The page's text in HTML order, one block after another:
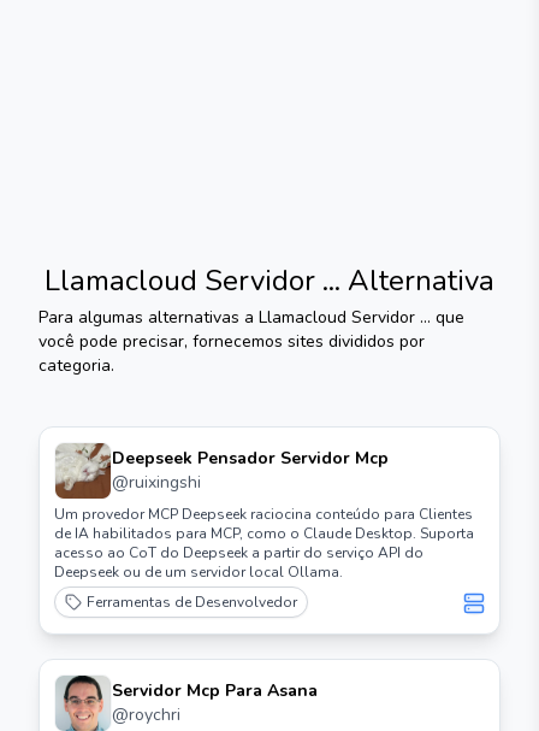
Llamacloud Servidor ... Alternativa
Para algumas alternativas a Llamacloud Servidor ... que
você pode precisar, fornecemos sites divididos por
categoria.
Deepseek Pensador Servidor Mcp
@ruixingshi
Um provedor MCP Deepseek raciocina conteúdo para Clientes
de IA habilitados para MCP, como o Claude Desktop. Suporta
acesso ao CoT do Deepseek a partir do serviço API do
Deepseek ou de um servidor local Ollama.
Ferramentas de Desenvolvedor
Servidor Mcp Para Asana
@roychri